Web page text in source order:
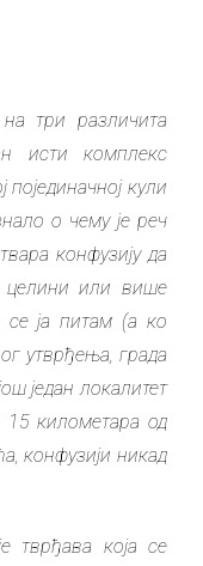
три различита
исти комплекс
кули
о чему је реч
конфузију да
целини или више
се ја питам (а ко
утврђења, града
једaн локалитет
километара од
конфузији никад
тврђава која се